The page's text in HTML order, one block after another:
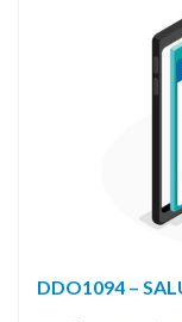
DDO1094 –